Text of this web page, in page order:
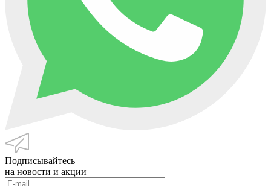
Подписывайтесь
на новости и акции